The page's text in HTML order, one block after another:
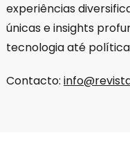
experiências
únicas e insights
tecnologia até
Contacto: